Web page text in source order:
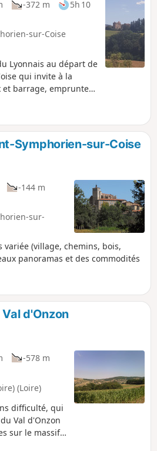
-372 m
5h 10
sur-Coise
Lyonnais au départ de
qui invite à la
et barrage, emprunte
sur les monts du
finir par la visite de
la cité.
Symphorien-sur-Coise
-144 m
sur-
variée (village, chemins, bois,
panoramas et des commodités
d'Onzon
-578 m
(Loire)
difficulté, qui
Val d'Onzon
sur le massif